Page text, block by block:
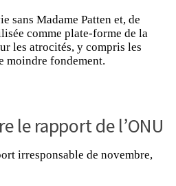
sans Madame Patten et, de
comme plate-forme de la
les atrocités, y compris les
moindre fondement.
le rapport de l’ONU
irresponsable de novembre,